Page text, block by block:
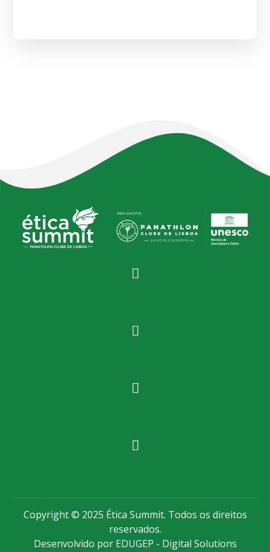
Copyright © 2025 Ética Summit. Todos os direitos
reservados.
Desenvolvido por EDUGEP - Digital Solutions